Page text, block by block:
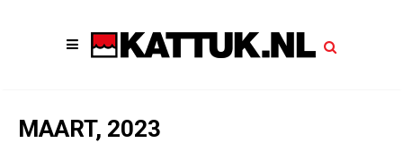
MAART, 2023